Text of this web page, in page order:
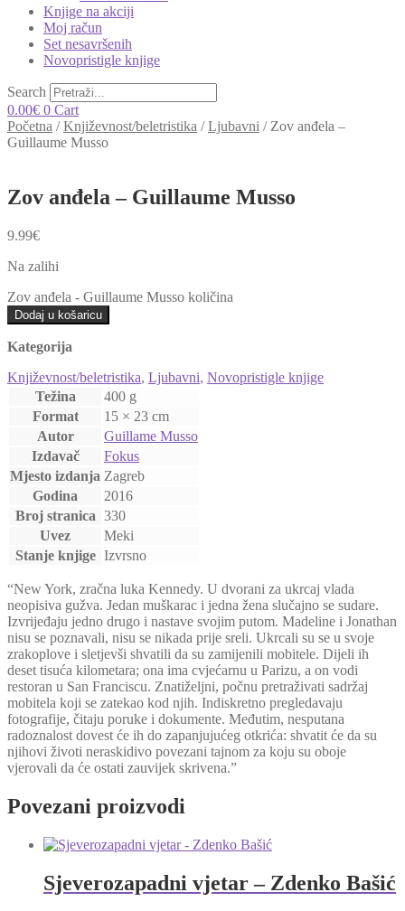
Knjige na akciji
Moj račun
Set nesavršenih
Novopristigle knjige
Search
0.00€ 0 Cart
Početna /Književnost/beletristika /Ljubavni / Zov anđela –
Guillaume Musso
Zov anđela – Guillaume Musso
9.99€
Na zalihi
Zov anđela - Guillaume Musso količina
Dodaj u košaricu
Kategorija
Književnost/beletristika, Ljubavni, Novopristigle knjige
Težina
400 g
Format
15 × 23 cm
Autor
Guillame Musso
Izdavač
Fokus
Mjesto izdanja Zagreb
Godina
2016
Broj stranica 330
Uvez
Meki
Stanje knjige Izvrsno
“New York, zračna luka Kennedy. U dvorani za ukrcaj vlada
neopisiva gužva. Jedan muškarac i jedna žena slučajno se sudare.
Izvrijeđaju jedno drugo i nastave svojim putom. Madeline i Jonathan
nisu se poznavali, nisu se nikada prije sreli. Ukrcali su se u svoje
zrakoplove i sletjevši shvatili da su zamijenili mobitele. Dijeli ih
deset tisuća kilometara; ona ima cvjećarnu u Parizu, a on vodi
restoran u San Franciscu. Znatiželjni, počnu pretraživati sadržaj
mobitela koji se zatekao kod njih. Indiskretno pregledavaju
fotografije, čitaju poruke i dokumente. Međutim, nesputana
radoznalost dovest će ih do zapanjujućeg otkrića: shvatit će da su
njihovi životi neraskidivo povezani tajnom za koju su oboje
vjerovali da će ostati zauvijek skrivena.”
Povezani proizvodi
Sjeverozapadni vjetar – Zdenko Bašić